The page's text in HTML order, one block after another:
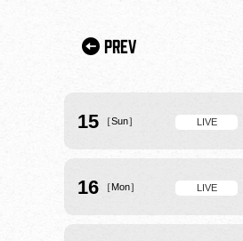
Prev
15 ［Sun］ LIVE
16 ［Mon］ LIVE